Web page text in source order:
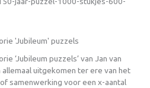
'Jubileum' puzzels
‘Jubileum puzzels’ van Jan van
uitgekomen ter ere van het
samenwerking voor een x-aantal